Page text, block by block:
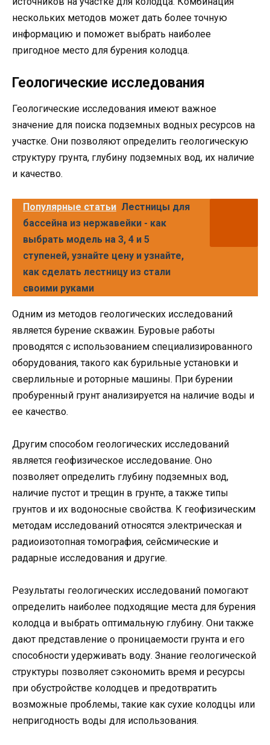
нескольких методов может дать более точную
информацию и поможет выбрать наиболее
пригодное место для бурения колодца.
Геологические исследования
Геологические исследования имеют важное
значение для поиска подземных водных ресурсов на
участке. Они позволяют определить геологическую
структуру грунта, глубину подземных вод, их наличие
и качество.
Популярные статьи Лестницы для
бассейна из нержавейки - как
выбрать модель на 3, 4 и 5
ступеней, узнайте цену и узнайте,
как сделать лестницу из стали
своими руками
Одним из методов геологических исследований
является бурение скважин. Буровые работы
проводятся с использованием специализированного
оборудования, такого как бурильные установки и
сверлильные и роторные машины. При бурении
пробуренный грунт анализируется на наличие воды и
ее качество.
Другим способом геологических исследований
является геофизическое исследование. Оно
позволяет определить глубину подземных вод,
наличие пустот и трещин в грунте, а также типы
грунтов и их водоносные свойства. К геофизическим
методам исследований относятся электрическая и
радиоизотопная томография, сейсмические и
радарные исследования и другие.
Результаты геологических исследований помогают
определить наиболее подходящие места для бурения
колодца и выбрать оптимальную глубину. Они также
дают представление о проницаемости грунта и его
способности удерживать воду. Знание геологической
структуры позволяет сэкономить время и ресурсы
при обустройстве колодцев и предотвратить
возможные проблемы, такие как сухие колодцы или
непригодность воды для использования.